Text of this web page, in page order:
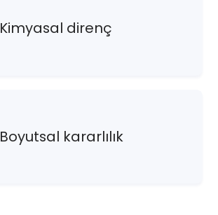
Kimyasal direnç
Boyutsal kararlılık